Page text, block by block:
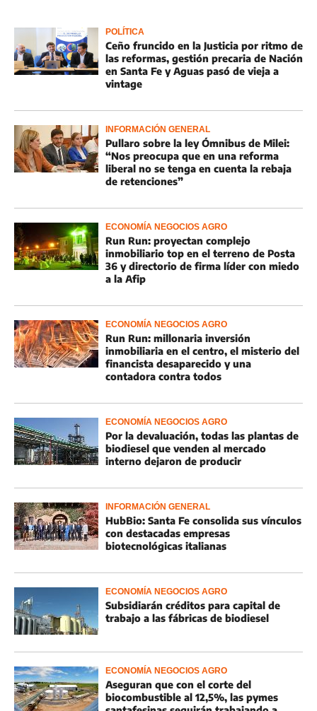
POLÍTICA
Ceño fruncido en la Justicia por ritmo de
las reformas, gestión precaria de Nación
en Santa Fe y Aguas pasó de vieja a
vintage
INFORMACIÓN GENERAL
Pullaro sobre la ley Ómnibus de Milei:
“Nos preocupa que en una reforma
liberal no se tenga en cuenta la rebaja
de retenciones”
ECONOMÍA NEGOCIOS AGRO
Run Run: proyectan complejo
inmobiliario top en el terreno de Posta
36 y directorio de firma líder con miedo
a la Afip
ECONOMÍA NEGOCIOS AGRO
Run Run: millonaria inversión
inmobiliaria en el centro, el misterio del
financista desaparecido y una
contadora contra todos
ECONOMÍA NEGOCIOS AGRO
Por la devaluación, todas las plantas de
biodiesel que venden al mercado
interno dejaron de producir
INFORMACIÓN GENERAL
HubBio: Santa Fe consolida sus vínculos
con destacadas empresas
biotecnológicas italianas
ECONOMÍA NEGOCIOS AGRO
Subsidiarán créditos para capital de
trabajo a las fábricas de biodiesel
ECONOMÍA NEGOCIOS AGRO
Aseguran que con el corte del
biocombustible al 12,5%, las pymes